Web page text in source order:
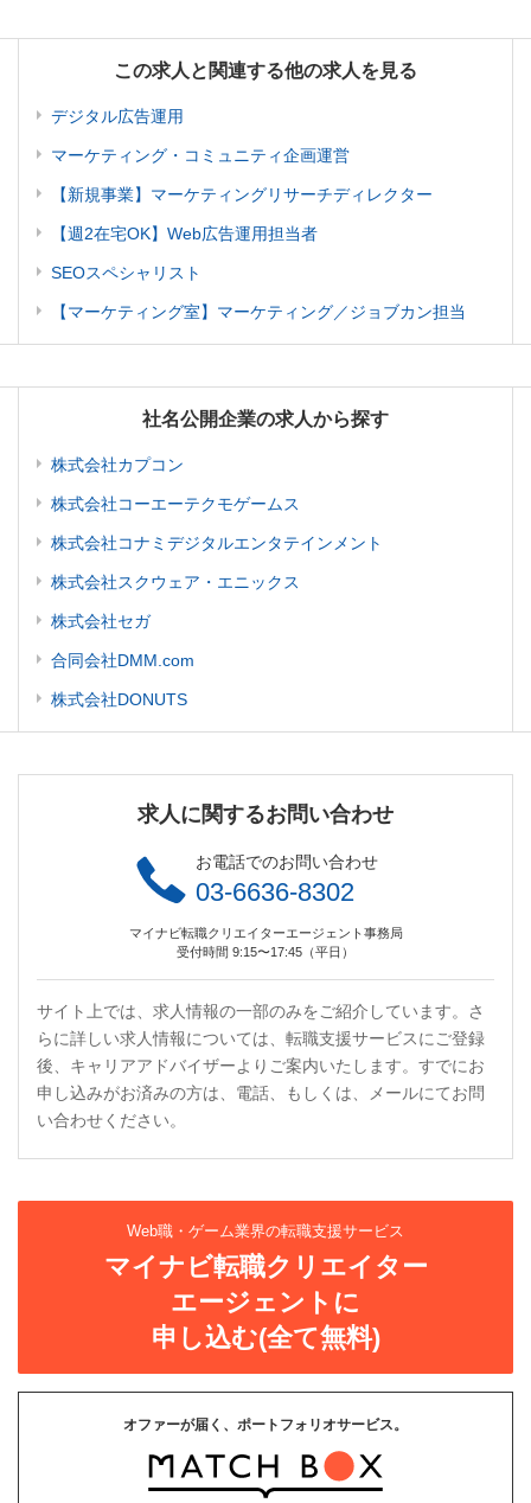
この求人と関連する他の求人を見る
デジタル広告運用
マーケティング・コミュニティ企画運営
【新規事業】マーケティングリサーチディレクター
【週2在宅OK】Web広告運用担当者
SEOスペシャリスト
【マーケティング室】マーケティング／ジョブカン担当
社名公開企業の求人から探す
株式会社カプコン
株式会社コーエーテクモゲームス
株式会社コナミデジタルエンタテインメント
株式会社スクウェア・エニックス
株式会社セガ
合同会社DMM.com
株式会社DONUTS
求人に関するお問い合わせ
お電話でのお問い合わせ
03-6636-8302
マイナビ転職クリエイターエージェント事務局
受付時間 9:15〜17:45（平日）
サイト上では、求人情報の一部のみをご紹介しています。さ
らに詳しい求人情報については、転職支援サービスにご登録
後、キャリアアドバイザーよりご案内いたします。すでにお
申し込みがお済みの方は、電話、もしくは、メールにてお問
い合わせください。
Web職・ゲーム業界の転職支援サービス
マイナビ転職クリエイター
エージェントに
申し込む(全て無料)
オファーが届く、ポートフォリオサービス。